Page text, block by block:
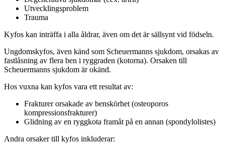
Utvecklingsproblem
Trauma
Kyfos kan inträffa i alla åldrar, även om det är sällsynt vid födseln.
Ungdomskyfos, även känd som Scheuermanns sjukdom, orsakas av
fastlåsning av flera ben i ryggraden (kotorna). Orsaken till
Scheuermanns sjukdom är okänd.
Hos vuxna kan kyfos vara ett resultat av:
Frakturer orsakade av benskörhet (osteoporos
kompressionsfrakturer)
Glidning av en ryggkota framåt på en annan (spondylolistes)
Andra orsaker till kyfos inkluderar: